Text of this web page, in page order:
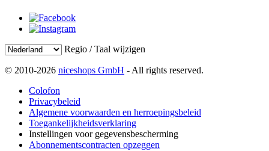
Regio / Taal wijzigen
© 2010-2026 niceshops GmbH - All rights reserved.
Colofon
Privacybeleid
Algemene voorwaarden en herroepingsbeleid
Toegankelijkheidsverklaring
Instellingen voor gegevensbescherming
Abonnementscontracten opzeggen